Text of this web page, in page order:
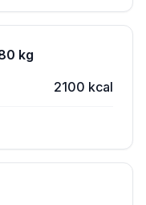
kg
2100 kcal